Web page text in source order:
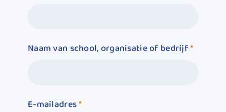
Naam van school, organisatie of bedrijf*
E-mailadres*